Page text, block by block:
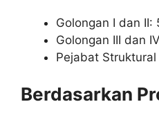
Golongan I dan II:
Golongan III dan
Pejabat
Berdasarkan